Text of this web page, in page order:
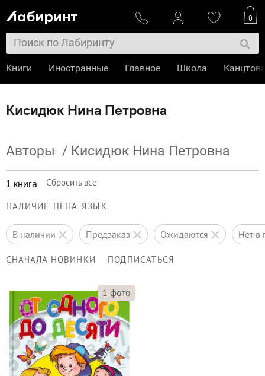
Кисидюк Нина Петровна
Авторы / Кисидюк Нина Петровна
1 книга Сбросить все
НАЛИЧИЕ ЦЕНА ЯЗЫК
в наличии предзаказ ожидаются нет
СНАЧАЛА НОВИНКИ ПОДПИСАТЬСЯ
1 фото
0
Книги Иностранные Главное Школа